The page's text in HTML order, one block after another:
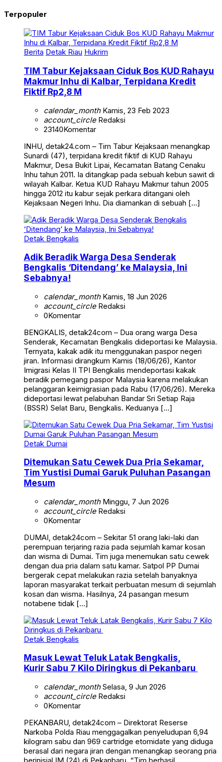
Terpopuler
Berita Detak Riau Hukrim
TIM Tabur Kejaksaan Ciduk Bos KUD Rahayu
Makmur Inhu di Kalbar, Terpidana Kredit
Fiktif Rp2,8 M
calendar_monthKamis, 23 Feb 2023
account_circleRedaksi
23140Komentar
INHU, detak24.com – Tim Tabur Kejaksaan menangkap
Sunardi (47), terpidana kredit fiktif di KUD Rahayu
Makmur, Desa Bukit Lipai, Kecamatan Batang Cenaku
Inhu tahun 2011. Ia ditangkap pada sebuah kebun sawit di
wilayah Kalbar. Ketua KUD Rahayu Makmur tahun 2005
hingga 2012 itu kabur sejak perkara ditangani oleh
Kejaksaan Negeri Inhu. Dia diamankan di sebuah […]
Detak Bengkalis
Adik Beradik Warga Desa Senderak
Bengkalis ‘Ditendang’ ke Malaysia, Ini
Sebabnya!
calendar_monthKamis, 18 Jun 2026
account_circleRedaksi
0Komentar
BENGKALIS, detak24com – Dua orang warga Desa
Senderak, Kecamatan Bengkalis dideportasi ke Malaysia.
Ternyata, kakak adik itu menggunakan paspor negeri
jiran. Informasi dirangkum Kamis (18/06/26), Kantor
Imigrasi Kelas II TPI Bengkalis mendeportasi kakak
beradik pemegang paspor Malaysia karena melakukan
pelanggaran keimigrasian pada Rabu (17/06/26). Mereka
dideportasi lewat pelabuhan Bandar Sri Setiap Raja
(BSSR) Selat Baru, Bengkalis. Keduanya […]
Detak Dumai
Ditemukan Satu Cewek Dua Pria Sekamar,
Tim Yustisi Dumai Garuk Puluhan Pasangan
Mesum
calendar_monthMinggu, 7 Jun 2026
account_circleRedaksi
0Komentar
DUMAI, detak24com – Sekitar 51 orang laki-laki dan
perempuan terjaring razia pada sejumlah kamar kosan
dan wisma di Dumai. Tim juga menemukan satu cewek
dengan dua pria dalam satu kamar. Satpol PP Dumai
bergerak cepat melakukan razia setelah banyaknya
laporan masyarakat terkait perbuatan mesum di sejumlah
kosan dan wisma. Hasilnya, 24 pasangan mesum
notabene tidak […]
Detak Bengkalis
Masuk Lewat Teluk Latak Bengkalis,
Kurir Sabu 7 Kilo Diringkus di Pekanbaru
calendar_monthSelasa, 9 Jun 2026
account_circleRedaksi
0Komentar
PEKANBARU, detak24com – Direktorat Reserse
Narkoba Polda Riau menggagalkan penyeludupan 6,94
kilogram sabu dan 969 cartridge etomidate yang diduga
berasal dari negara jiran dengan menangkap seorang pria